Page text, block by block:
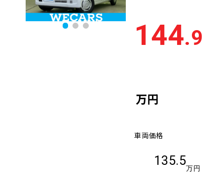
144.9
万円
車両価格
135.5
万円